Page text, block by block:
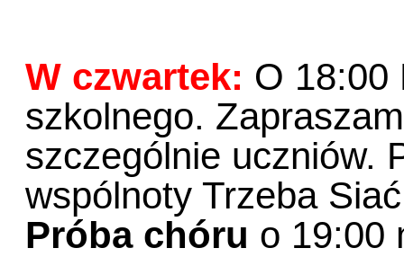
W czwartek: O 18:00
szkolnego.
szczególnie uczniów.
wspólnoty Trzeba
Próba chóru o 19:00